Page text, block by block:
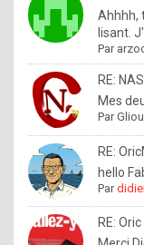
Ahhhh,
lisant.
Par
RE:
Mes
ParGliou
RE:
hello
Par
RE: